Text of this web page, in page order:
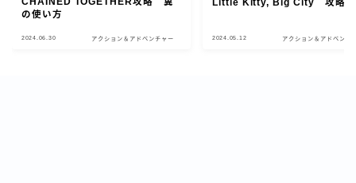
の使い方
2024.06.30 アクション＆アドベンチャー
Little Kitty, Big City 攻略１
2024.05.12 アクション＆アドベンチ